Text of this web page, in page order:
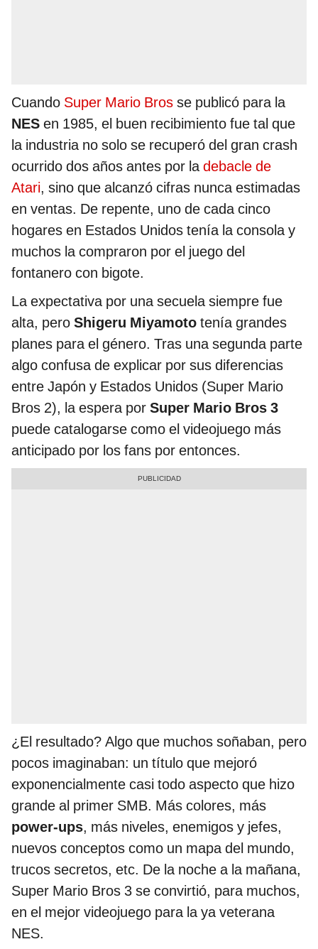
Cuando Super Mario Bros se publicó para la
NES en 1985, el buen recibimiento fue tal que
la industria no solo se recuperó del gran crash
ocurrido dos años antes por ladebacle de
Atari, sino que alcanzó cifras nunca estimadas
en ventas. De repente, uno de cada cinco
hogares en Estados Unidos tenía la consola y
muchos la compraron por el juego del
fontanero con bigote.
La expectativa por una secuela siempre fue
alta, pero Shigeru Miyamoto tenía grandes
planes para el género. Tras una segunda parte
algo confusa de explicar por sus diferencias
entre Japón y Estados Unidos (Super Mario
Bros 2), la espera por Super Mario Bros 3
puede catalogarse como el videojuego más
anticipado por los fans por entonces.
¿El resultado? Algo que muchos soñaban, pero
pocos imaginaban: un título que mejoró
exponencialmente casi todo aspecto que hizo
grande al primer SMB. Más colores, más
power-ups, más niveles, enemigos y jefes,
nuevos conceptos como un mapa del mundo,
trucos secretos, etc. De la noche a la mañana,
Super Mario Bros 3 se convirtió, para muchos,
en el mejor videojuego para la ya veterana
NES.